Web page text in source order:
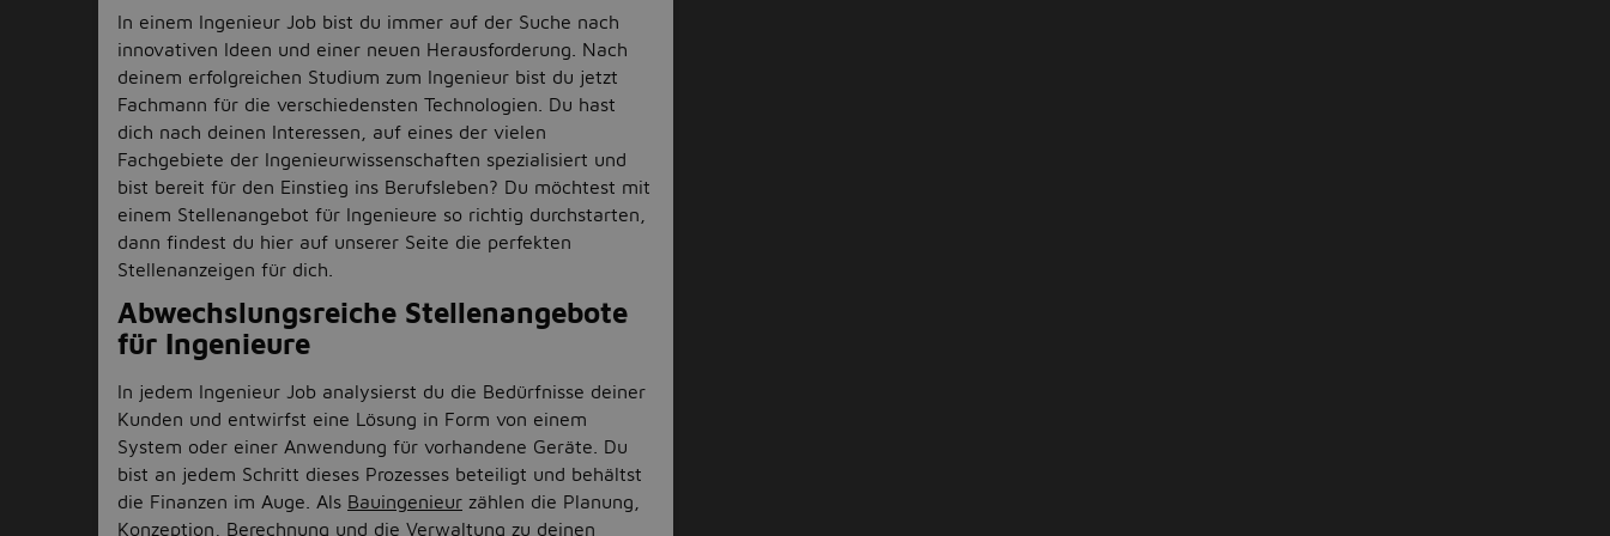
In einem Ingenieur Job bist du immer auf der Suche nach
innovativen Ideen und einer neuen Herausforderung. Nach
deinem erfolgreichen Studium zum Ingenieur bist du jetzt
Fachmann für die verschiedensten Technologien. Du hast
dich nach deinen Interessen, auf eines der vielen
Fachgebiete der Ingenieurwissenschaften spezialisiert und
bist bereit für den Einstieg ins Berufsleben? Du möchtest mit
einem Stellenangebot für Ingenieure so richtig durchstarten,
dann findest du hier auf unserer Seite die perfekten
Stellenanzeigen für dich.
Abwechslungsreiche Stellenangebote
für Ingenieure
In jedem Ingenieur Job analysierst du die Bedürfnisse deiner
Kunden und entwirfst eine Lösung in Form von einem
System oder einer Anwendung für vorhandene Geräte. Du
bist an jedem Schritt dieses Prozesses beteiligt und behältst
die Finanzen im Auge. Als Bauingenieur zählen die Planung,
Konzeption, Berechnung und die Verwaltung zu deinen